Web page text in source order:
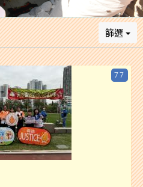
篩選
77